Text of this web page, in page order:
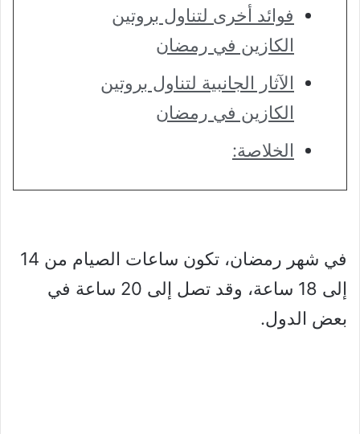
فوائد أخرى لتناول بروتين
الكازين في رمضان
الآثار الجانبية لتناول بروتين
الكازين في رمضان
الخلاصة:
في شهر رمضان، تكون ساعات الصيام من 14
إلى 18 ساعة، وقد تصل إلى 20 ساعة في
بعض الدول.